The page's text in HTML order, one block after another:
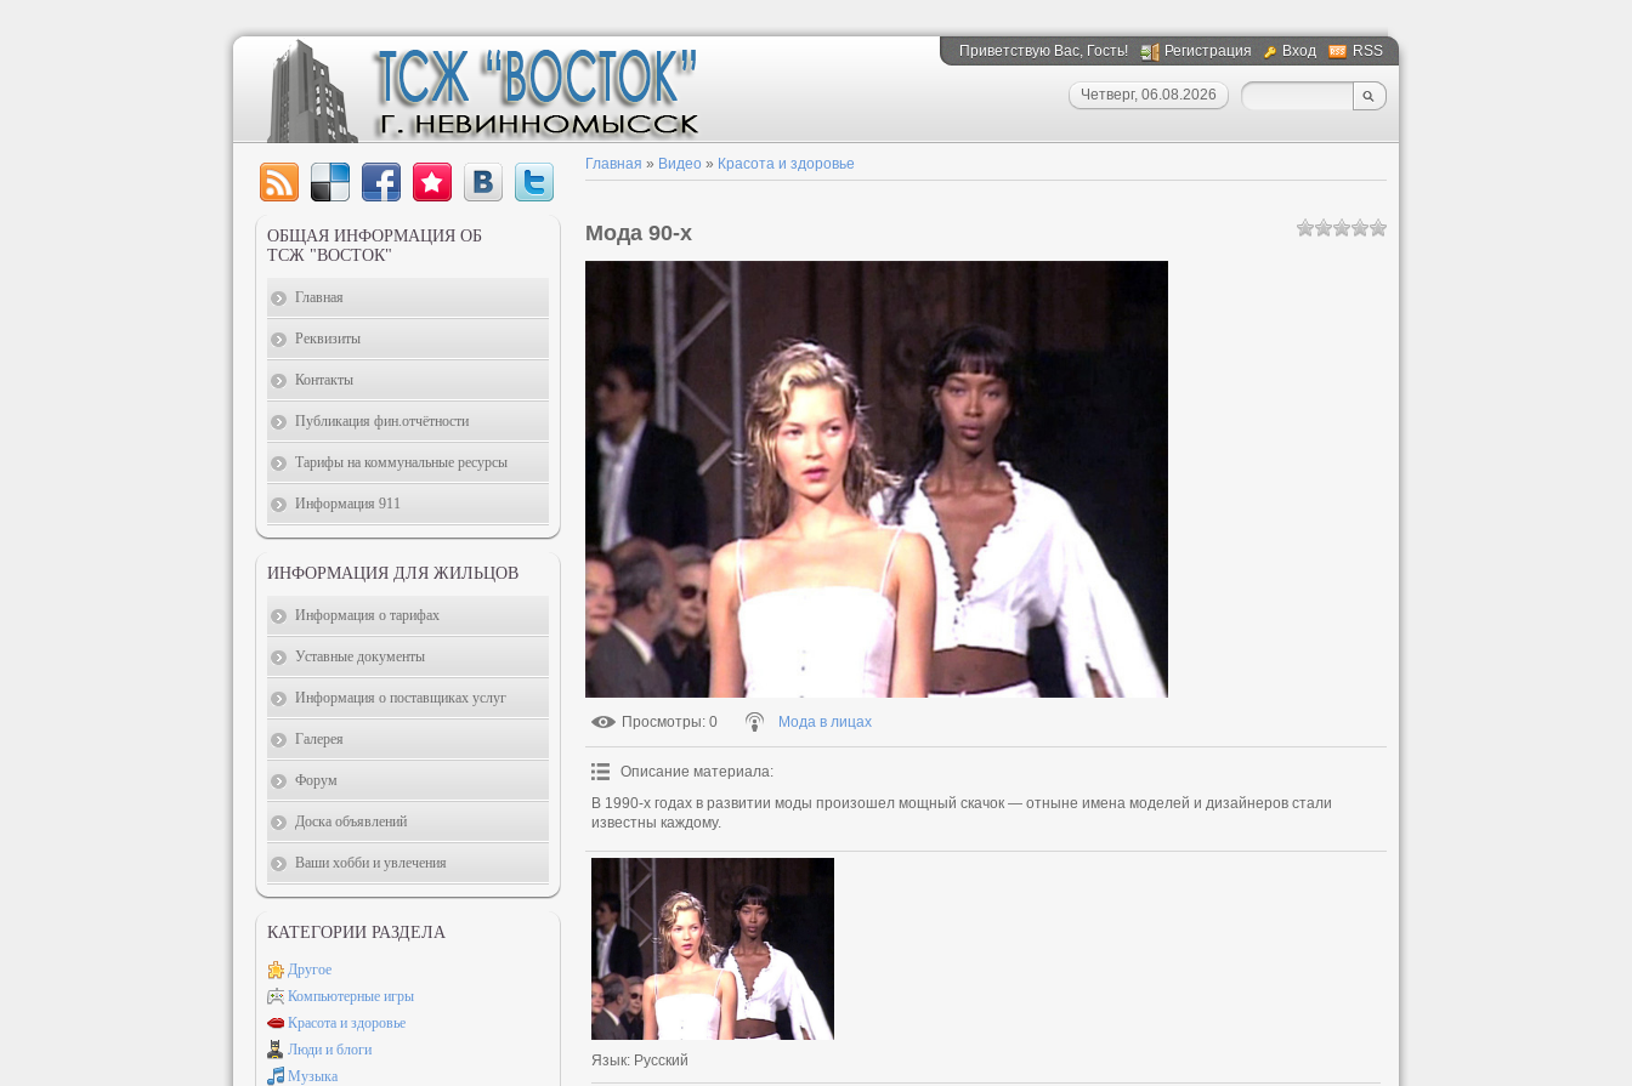
Приветствую Вас, Гость! Регистрация Вход RSS
Четверг, 06.08.2026
Главная » Видео » Красота и здоровье
Мода 90-х
Просмотры: 0 Мода в лицах
Описание материала:
В 1990-х годах в развитии моды произошел мощный скачок — отныне имена моделей и дизайнеров стали
известны каждому.
Язык: Русский
ОБЩАЯ ИНФОРМАЦИЯ ОБ
ТСЖ "ВОСТОК"
Главная
Реквизиты
Контакты
Публикация фин.отчётности
Тарифы на коммунальные ресурсы
Информация 911
ИНФОРМАЦИЯ ДЛЯ ЖИЛЬЦОВ
Информация о тарифах
Уставные документы
Информация о поставщиках услуг
Галерея
Форум
Доска объявлений
Ваши хобби и увлечения
КАТЕГОРИИ РАЗДЕЛА
Другое
Компьютерные игры
Красота и здоровье
Люди и блоги
Музыка